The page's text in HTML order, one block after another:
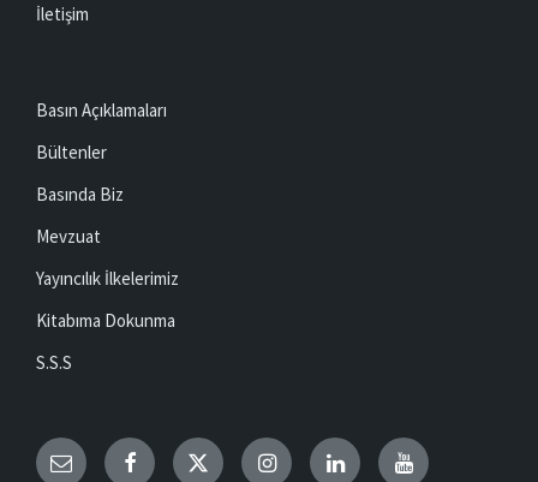
İletişim
Basın Açıklamaları
Bültenler
Basında Biz
Mevzuat
Yayıncılık İlkelerimiz
Kitabıma Dokunma
S.S.S
Email Facebook TwitterInstagramLinkedInYouTube